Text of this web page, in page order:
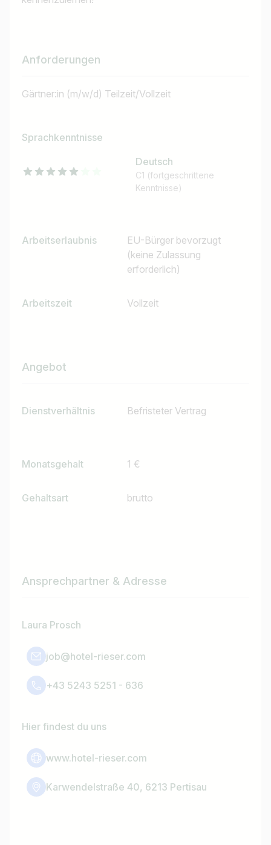
Anforderungen
Gärtner:in (m/w/d) Teilzeit/Vollzeit
Sprachkenntnisse
Deutsch
C1 (fortgeschrittene
Kenntnisse)
Arbeitserlaubnis
EU-Bürger bevorzugt
(keine Zulassung
erforderlich)
Arbeitszeit Vollzeit
Angebot
Dienstverhältnis Befristeter Vertrag
Monatsgehalt 1 €
Gehaltsart brutto
Ansprechpartner & Adresse
Laura Prosch
job@hotel-rieser.com
+43 5243 5251 - 636
Hier findest du uns
www.hotel-rieser.com
Karwendelstraße 40, 6213 Pertisau
Jobtitel
z.B. Österreich
Jobs finden